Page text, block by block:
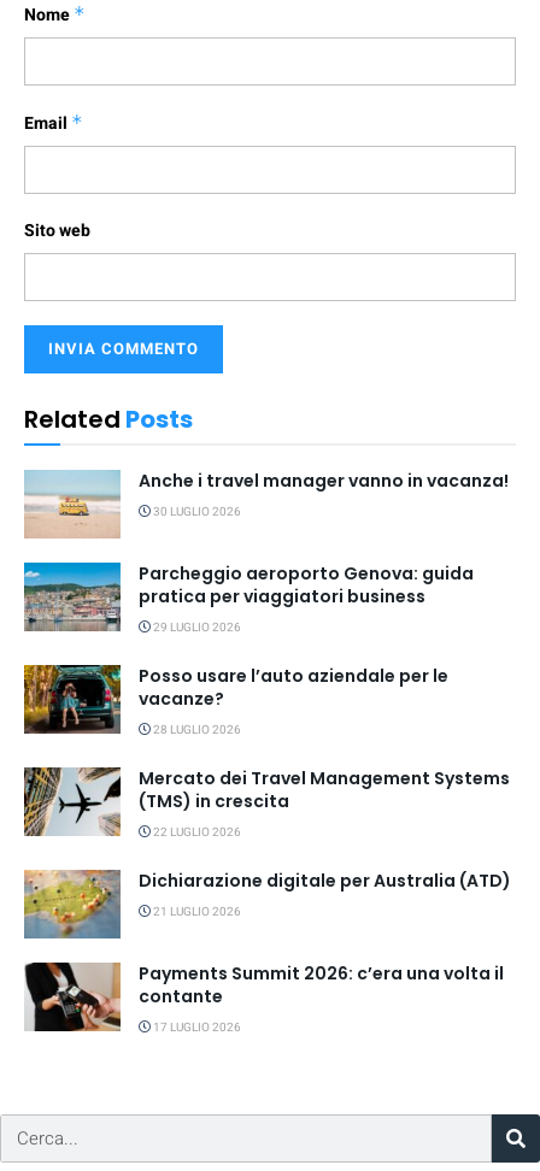
Nome *
Email *
Sito web
Related Posts
Anche i travel manager vanno in vacanza!
30 LUGLIO 2026
Parcheggio aeroporto Genova: guida
pratica per viaggiatori business
29 LUGLIO 2026
Posso usare l’auto aziendale per le
vacanze?
28 LUGLIO 2026
Mercato dei Travel Management Systems
(TMS) in crescita
22 LUGLIO 2026
Dichiarazione digitale per Australia (ATD)
21 LUGLIO 2026
Payments Summit 2026: c’era una volta il
contante
17 LUGLIO 2026